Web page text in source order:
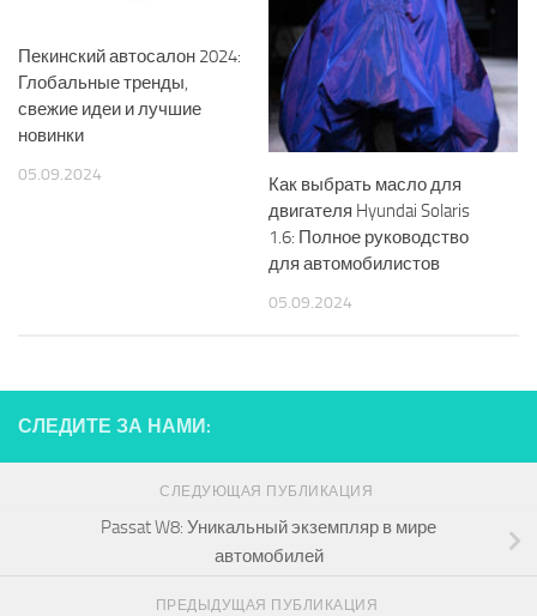
Пекинский автосалон 2024:
Глобальные тренды,
свежие идеи и лучшие
новинки
05.09.2024
Как выбрать масло для
двигателя Hyundai Solaris
1.6: Полное руководство
для автомобилистов
05.09.2024
СЛЕДИТЕ ЗА НАМИ:
СЛЕДУЮЩАЯ ПУБЛИКАЦИЯ
Passat W8: Уникальный экземпляр в мире
автомобилей
ПРЕДЫДУЩАЯ ПУБЛИКАЦИЯ